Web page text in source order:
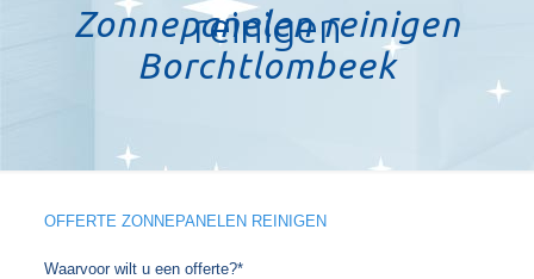
reinigen
Zonnepanelen reinigen
Borchtlombeek
OFFERTE ZONNEPANELEN REINIGEN
Waarvoor wilt u een offerte?*